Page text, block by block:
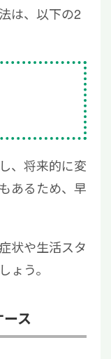
は、以下の2
、将来的に変
あるため、早
状や生活スタ
ょう。
ス